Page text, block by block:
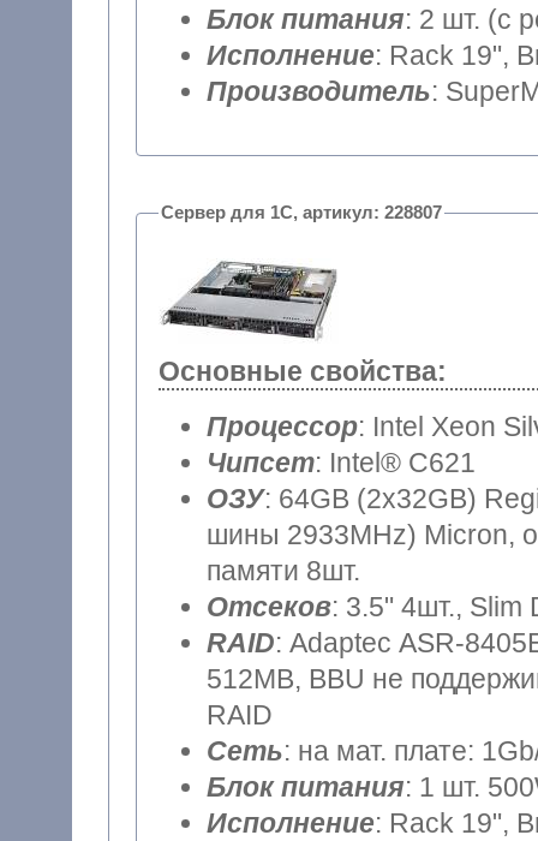
Блок питания: 2 шт. (с
Исполнение: Rack 19",
Производитель:
Сервер для 1С, артикул: 228807
Основные свойства:
Процессор: Intel Xeon
Чипсет: Intel® C621
ОЗУ: 64GB (2x32GB)
шины 2933MHz) Micron,
памяти 8шт.
Отсеков: 3.5" 4шт., Slim
RAID: Adaptec ASR-
512MB, BBU не
RAID
Сеть: на мат. плате:
Блок питания: 1 шт.
Исполнение: Rack 19",